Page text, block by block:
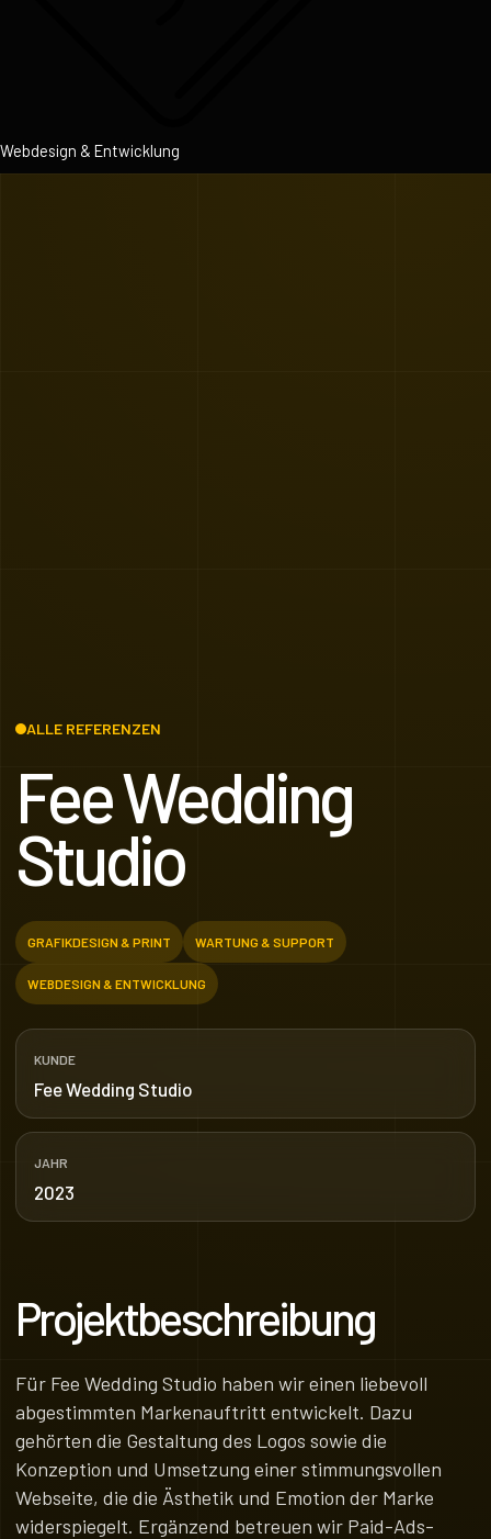
Webdesign & Entwicklung
ALLE REFERENZEN
Fee Wedding
Studio
GRAFIKDESIGN & PRINT WARTUNG & SUPPORT
WEBDESIGN & ENTWICKLUNG
KUNDE
Fee Wedding Studio
JAHR
2023
Projektbeschreibung
Für Fee Wedding Studio haben wir einen liebevoll
abgestimmten Markenauftritt entwickelt. Dazu
gehörten die Gestaltung des Logos sowie die
Konzeption und Umsetzung einer stimmungsvollen
Webseite, die die Ästhetik und Emotion der Marke
widerspiegelt. Ergänzend betreuen wir Paid-Ads-